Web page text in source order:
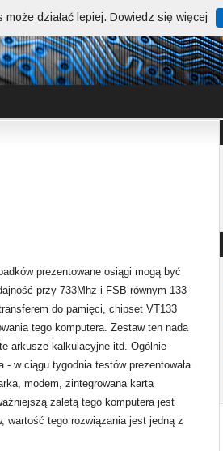
prezentowane osiągi mogą być
przy 733Mhz i FSB równym 133
do pamięci, chipset VT133
tego komputera. Zestaw ten nada
arkusze kalkulacyjne itd. Ogólnie
w ciągu tygodnia testów prezentowała
modem, zintegrowana karta
zaletą tego komputera jest
wartość tego rozwiązania jest jedną z
działać lepiej. Dowiedz się więcej